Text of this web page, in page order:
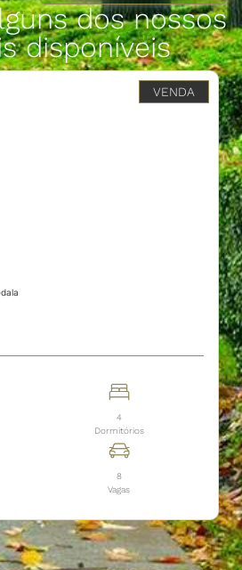
dos nossos
disponíveis
VENDA
4
Dormitórios
8
Vagas